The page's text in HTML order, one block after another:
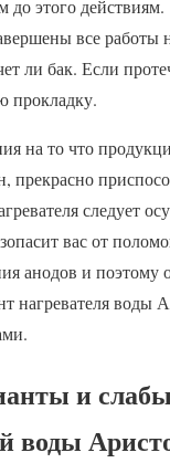
этого действиям.
все работы
ли бак. Если
прокладку.
на то что
прекрасно
следует
вас от
анодов и поэтому
нагревателя воды
и
воды